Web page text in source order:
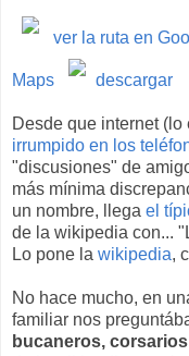
ver la ruta en
Maps descargar
Desde que internet
irrumpido en los
"discusiones" de
más mínima
un nombre, llega el
de la wikipedia con...
Lo pone la wikipedia,
No hace mucho, en
familiar nos
bucaneros,